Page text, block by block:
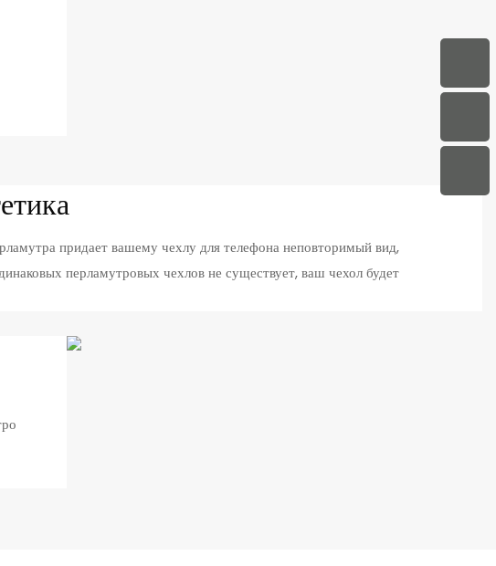
придает вашему чехлу для телефона неповторимый вид,
перламутровых чехлов не существует, ваш чехол будет